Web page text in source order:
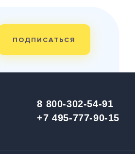
ПОДПИСАТЬСЯ
8 800-302-54-91
+7 495-777-90-15